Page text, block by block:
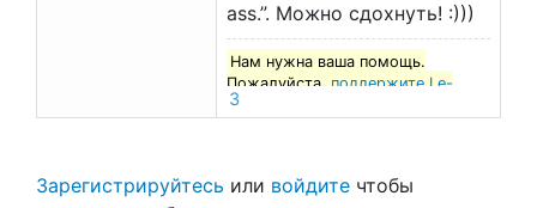
ass.”. Можно сдохнуть! :)))
Нам нужна ваша помощь.
Пожалуйста,поддержите Le-
francais.ru
3
Зарегистрируйтесь или войдите чтобы